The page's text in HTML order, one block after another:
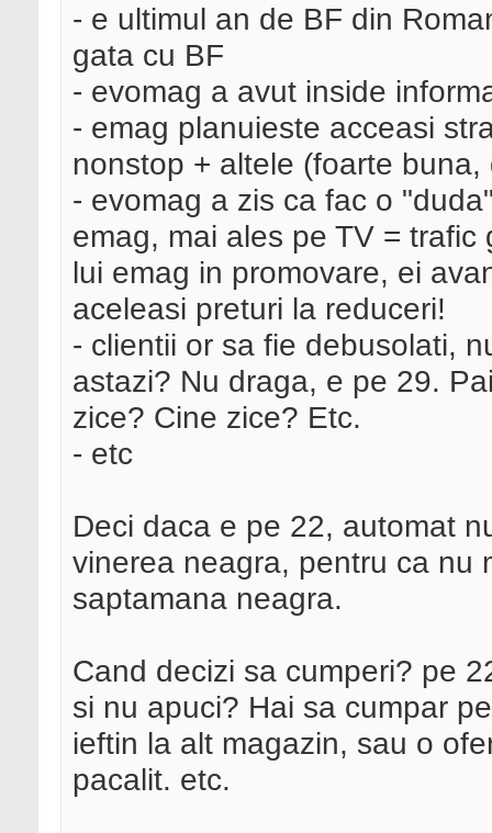
- e ultimul an de BF din
gata cu BF
- evomag a avut inside
- emag planuieste acceasi
nonstop + altele (foarte
- evomag a zis ca fac o
emag, mai ales pe TV =
lui emag in promovare, ei
aceleasi preturi la reduceri!
- clientii or sa fie debusolati,
astazi? Nu draga, e pe 29.
zice? Cine zice? Etc.
- etc
Deci daca e pe 22, automat
vinerea neagra, pentru ca nu
saptamana neagra.
Cand decizi sa cumperi? pe
si nu apuci? Hai sa cumpar
ieftin la alt magazin, sau o
pacalit. etc.